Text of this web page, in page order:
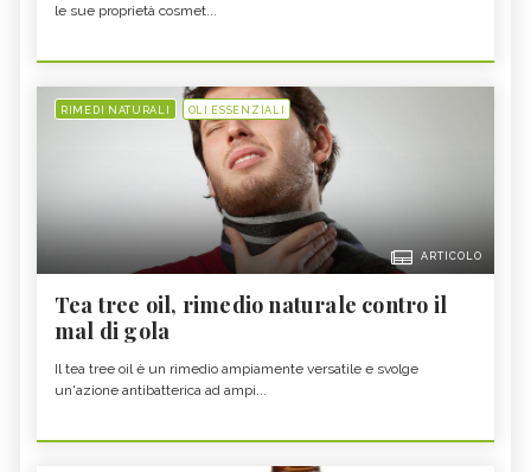
le sue proprietà cosmet...
RIMEDI NATURALI OLI ESSENZIALI
ARTICOLO
Tea tree oil, rimedio naturale contro il
mal di gola
Il tea tree oil è un rimedio ampiamente versatile e svolge
un'azione antibatterica ad ampi...